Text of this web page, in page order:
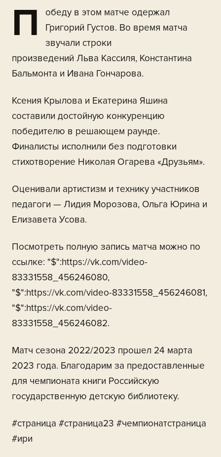
П
обеду в этом матче одержал
Григорий Густов. Во время матча
звучали строки
произведений Льва Кассиля, Константина
Бальмонта и Ивана Гончарова.
Ксения Крылова и Екатерина Яшина
составили достойную конкуренцию
победителю в решающем раунде.
Финалисты исполнили без подготовки
стихотворение Николая Огарева «Друзьям».
Оценивали артистизм и технику участников
педагоги — Лидия Морозова, Ольга Юрина и
Елизавета Усова.
Посмотреть полную запись матча можно по
ссылке: "$":https://vk.com/video-
83331558_456246080,
"$":https://vk.com/video-83331558_456246081,
"$":https://vk.com/video-
83331558_456246082.
Матч сезона 2022/2023 прошел 24 марта
2023 года. Благодарим за предоставленные
для чемпионата книги Российскую
государственную детскую библиотеку.
#страница #страница23 #чемпионатстраница
#ири